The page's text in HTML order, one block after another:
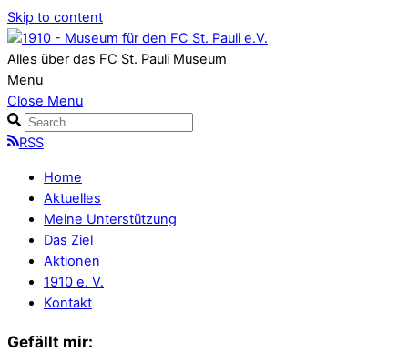
Skip to content
Alles über das FC St. Pauli Museum
Menu
Close Menu
RSS
Home
Aktuelles
Meine Unterstützung
Das Ziel
Aktionen
1910 e. V.
Kontakt
Gefällt mir: